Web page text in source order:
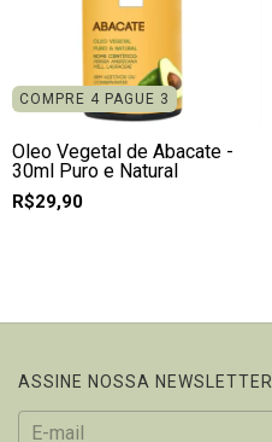
COMPRE 4 PAGUE 3
Óleo Vegetal de Abacate -
30ml Puro e Natural
R$29,90
ASSINE NOSSA NEWSLETTER